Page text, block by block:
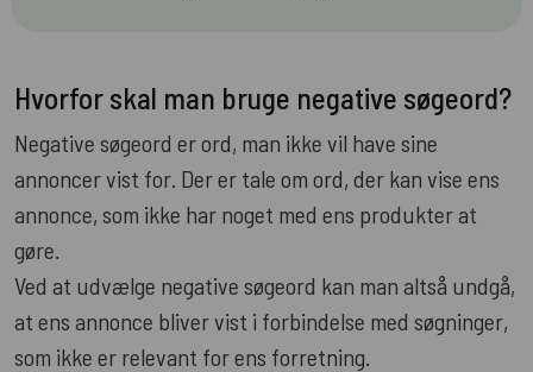
Hvorfor skal man bruge negative søgeord?
Negative søgeord er ord, man ikke vil have sine
annoncer vist for. Der er tale om ord, der kan vise ens
annonce, som ikke har noget med ens produkter at
gøre.
Ved at udvælge negative søgeord kan man altså undgå,
at ens annonce bliver vist i forbindelse med søgninger,
som ikke er relevant for ens forretning.